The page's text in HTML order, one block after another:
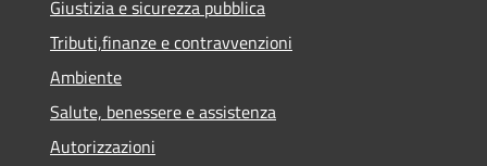
Giustizia e sicurezza pubblica
Tributi,finanze e contravvenzioni
Ambiente
Salute, benessere e assistenza
Autorizzazioni